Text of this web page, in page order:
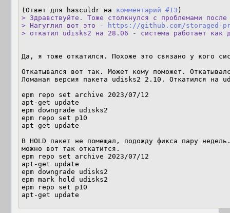
(Ответ для hasculdr на комментарий #13
> Здравствуйте. Тоже столкнулся с проблемами
> Нагуглил вот это -
https://github.com/storaged-
> откатил udisks2 на 28.06 - система работает как
Да, я тоже откатился. Похоже это связано у кого
Откатывался вот так. Может кому поможет.
Ломаная версия пакета udisks2 2.10. Откатился на
epm repo set archive 2023/07/12
apt-get update
epm downgrade udisks2
epm repo set p10
apt-get update
В HOLD пакет не помещал, подожду фикса пару
можно вот так откатится.
epm repo set archive 2023/07/12
apt-get update
epm downgrade udisks2
epm mark hold udisks2
epm repo set p10
apt-get update